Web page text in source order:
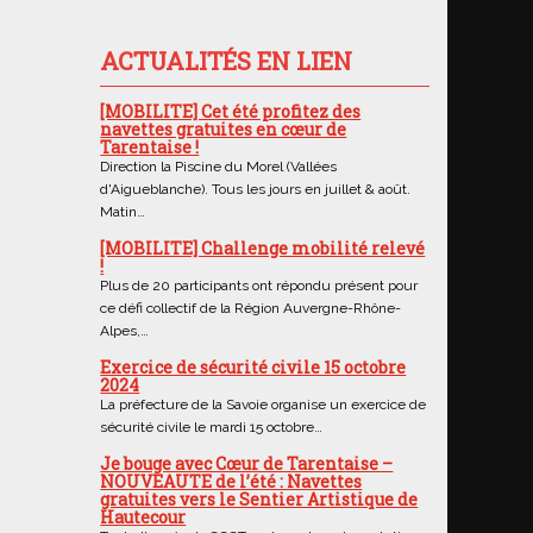
ACTUALITÉS EN LIEN
[MOBILITE] Cet été profitez des
navettes gratuites en cœur de
Tarentaise !
Direction la Piscine du Morel (Vallées
d'Aigueblanche). Tous les jours en juillet & août.
Matin…
[MOBILITE] Challenge mobilité relevé
!
Plus de 20 participants ont répondu présent pour
ce défi collectif de la Région Auvergne-Rhône-
Alpes,…
Exercice de sécurité civile 15 octobre
2024
La préfecture de la Savoie organise un exercice de
sécurité civile le mardi 15 octobre…
Je bouge avec Cœur de Tarentaise –
NOUVEAUTE de l’été : Navettes
gratuites vers le Sentier Artistique de
Hautecour